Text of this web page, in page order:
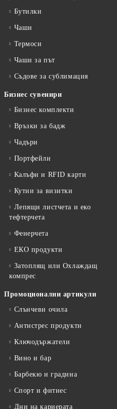
Бутилки
Чаши
Термоси
Чаши за път
Съдове за сублимация
Бизнес сувенири
Бизнес комплекти
Връзки за бадж
Чадъри
Портфейли
Калъфи и RFID карти
Кутии за визитки
Лепящи листчета и еко
тефтeрчета
Фенерчета
ЕКО продукти
Затоплящ или Охлаждащ
компрес
Промоционални артикули
Слънчеви очила
Антистрес продукти
Ключодържатели
Вино и бар
Барбекю и градина
Спорт и фитнес
Дни на кариерата